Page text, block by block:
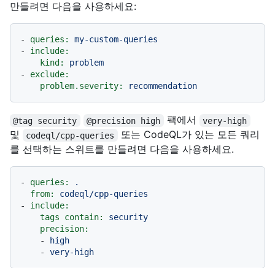
만들려면 다음을 사용하세요:
- queries:
my-custom-queries
-
include:
kind:
problem
-
exclude:
problem.severity:
recommendation
@tag security @precision high 팩에서 very-high
및 codeql/cpp-queries
또는 CodeQL가 있는 모든 쿼리
를 선택하는 스위트를 만들려면 다음을 사용하세요.
- queries:
.
from:
codeql/cpp-queries
-
include:
tags contain:
security
precision:
-
high
-
very-high